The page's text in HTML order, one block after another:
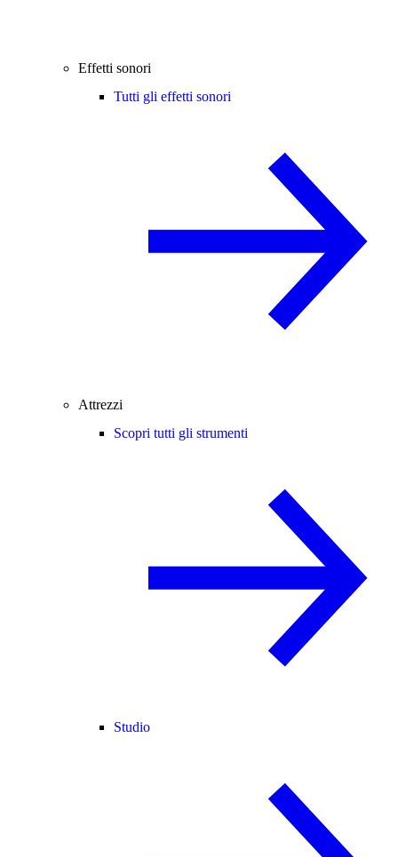
Effetti sonori
Tutti gli effetti sonori
Attrezzi
Scopri tutti gli strumenti
Studio